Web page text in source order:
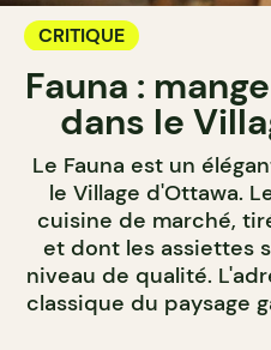
CRITIQUE
Fauna :
dans le
Le Fauna est un
le Village d'Ottawa.
cuisine de marché,
et dont les assiettes
niveau de qualité.
classique du paysage